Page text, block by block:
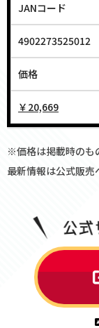
JANコード
4902273525012
価格
￥20,669
※価格は掲載時のも
最新情報は公式販売